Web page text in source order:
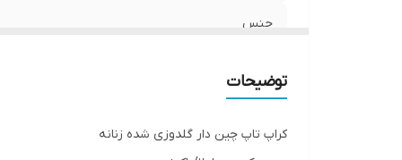
جنس
توضیحات
کراپ تاپ چین دار گلدوزی شده زنانه